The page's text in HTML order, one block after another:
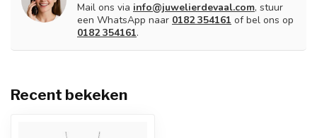
Mail ons via info@juwelierdevaal.com, stuur
een WhatsApp naar 0182 354161 of bel ons op
0182 354161.
Recent bekeken